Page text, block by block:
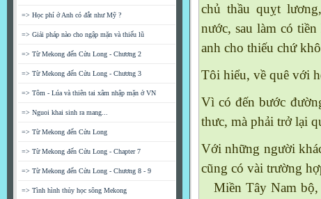
=> Học phí ở Anh có đắt như Mỹ ?
=> Giải pháp nào cho ngập mặn và thiếu lũ
=> Từ Mekong đến Cửu Long - Chương 2
=> Từ Mekong đến Cửu Long - Chương 3
=> Tôm - Lúa và thiên tai xâm nhập mặn ở VN
=> Nguoi khai sinh ra mang...
=> Từ Mekong đến Cửu Long
=> Từ Mekong đến Cửu Long - Chapter 7
=> Từ Mekong đến Cửu Long - Chương 8 - 9
=> Tình hình thủy học sông Mekong
chủ thầu quỵt
nước, sau làm có
anh cho thiếu chứ
Tôi hiểu, về quê với
Vì có đến bước
thưc, mà phải trở lại
Với những người
cũng có vài trường
Miền TâyNam